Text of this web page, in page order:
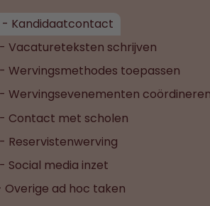
- Kandidaatcontact
- Vacatureteksten schrijven
- Wervingsmethodes toepassen
- Wervingsevenementen
- Contact met scholen
- Reservistenwerving
- Social media inzet
Overige ad hoc taken